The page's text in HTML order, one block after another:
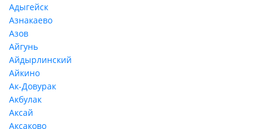
Адыгейск
Азнакаево
Азов
Айгунь
Айдырлинский
Айкино
Ак-Довурак
Акбулак
Аксай
Аксаково